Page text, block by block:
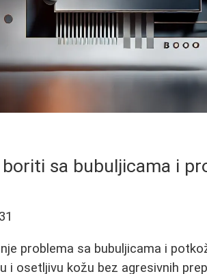
sa bubuljicama i
problema sa bubuljicama i
i osetljivu kožu bez agresivnih